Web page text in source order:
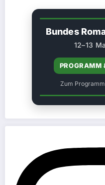
Bundes
12–13
PROGRAMM
Zum